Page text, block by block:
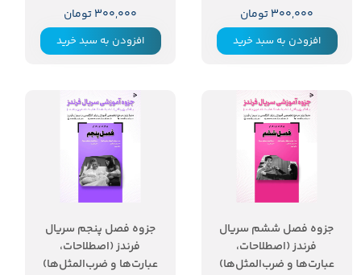
۳۰۰,۰۰۰ تومان
افزودن به سبد خرید
۳۰۰,۰۰۰ تومان
افزودن به سبد خرید
جزوه فصل ششم سریال
فرندز (اصطلاحات،
عبارت‌ها و ضرب‌المثل‌ها)
جزوه فصل پنجم سریال
فرندز (اصطلاحات،
عبارت‌ها و ضرب‌المثل‌ها)